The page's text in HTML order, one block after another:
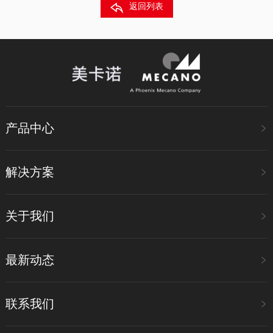
返回列表
产品中心
解决方案
关于我们
最新动态
联系我们